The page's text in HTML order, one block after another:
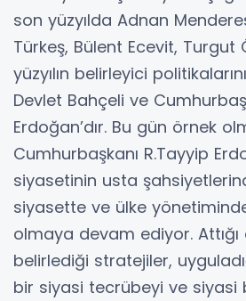
son yüzyılda Adnan
Türkeş, Bülent Ecevit,
yüzyılın belirleyici
Devlet Bahçeli ve
Erdoğan’dır. Bu gün örnek
Cumhurbaşkanı R.Tayyip
siyasetinin usta
siyasette ve ülke
olmaya devam ediyor. Attığı
belirlediği stratejiler,
bir siyasi tecrübeyi ve siyasi